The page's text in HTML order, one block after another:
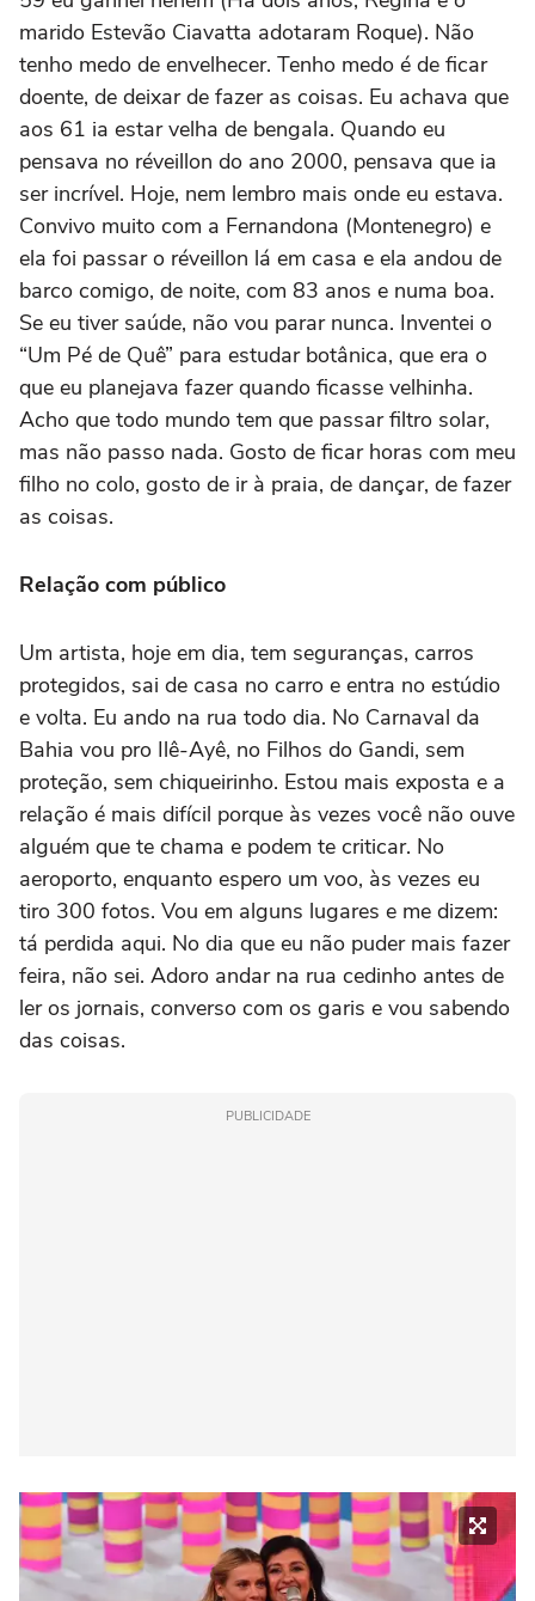
marido Estevão Ciavatta adotaram Roque). Não
tenho medo de envelhecer. Tenho medo é de ficar
doente, de deixar de fazer as coisas. Eu achava que
aos 61 ia estar velha de bengala. Quando eu
pensava no réveillon do ano 2000, pensava que ia
ser incrível. Hoje, nem lembro mais onde eu estava.
Convivo muito com a Fernandona (Montenegro) e
ela foi passar o réveillon lá em casa e ela andou de
barco comigo, de noite, com 83 anos e numa boa.
Se eu tiver saúde, não vou parar nunca. Inventei o
“Um Pé de Quê” para estudar botânica, que era o
que eu planejava fazer quando ficasse velhinha.
Acho que todo mundo tem que passar filtro solar,
mas não passo nada. Gosto de ficar horas com meu
filho no colo, gosto de ir à praia, de dançar, de fazer
as coisas.
Relação com público
Um artista, hoje em dia, tem seguranças, carros
protegidos, sai de casa no carro e entra no estúdio
e volta. Eu ando na rua todo dia. No Carnaval da
Bahia vou pro Ilê-Ayê, no Filhos do Gandi, sem
proteção, sem chiqueirinho. Estou mais exposta e a
relação é mais difícil porque às vezes você não ouve
alguém que te chama e podem te criticar. No
aeroporto, enquanto espero um voo, às vezes eu
tiro 300 fotos. Vou em alguns lugares e me dizem:
tá perdida aqui. No dia que eu não puder mais fazer
feira, não sei. Adoro andar na rua cedinho antes de
ler os jornais, converso com os garis e vou sabendo
das coisas.
PUBLICIDADE